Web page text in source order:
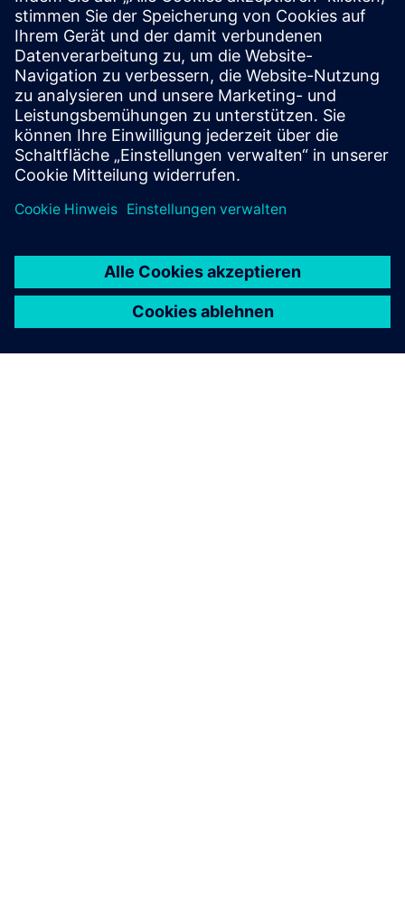
Angebot - CERTAS alarm Digital+
Angebot - CERTAS AlarmNet Digital+
Flyer — CERTAS Alarm Digital+
Voraussetzungen
Eine Alarmanlage, die Alarme auslösen kann.